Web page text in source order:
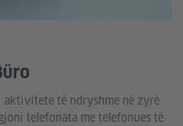
aktivitete të ndryshme në zyrë
telefonata me telefonues të